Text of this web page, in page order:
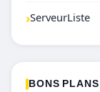
›ServeurListe
BONS PLANS